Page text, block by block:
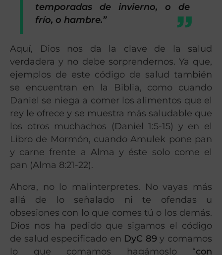
temporadas de invierno, o de
frío, o hambre.”
Aquí, Dios nos da la clave de la salud
verdadera y no debe sorprendernos. Ya que,
ejemplos de este código de salud también
se encuentran en la Biblia, como cuando
Daniel se niega a comer los alimentos que el
rey le ofrece y se muestra más saludable que
los otros muchachos (Daniel 1:5-15) y en el
Libro de Mormón, cuando Amulek pone pan
y carne frente a Alma y éste solo come el
pan (Alma 8:21-22).
Ahora, no lo malinterpretes. No vayas más
allá de lo señalado ni te ofendas u
obsesiones con lo que comes tú o los demás.
Dios nos ha pedido que sigamos el código
de salud especificado en DyC 89 y comamos
lo que comamos hagámoslo “con